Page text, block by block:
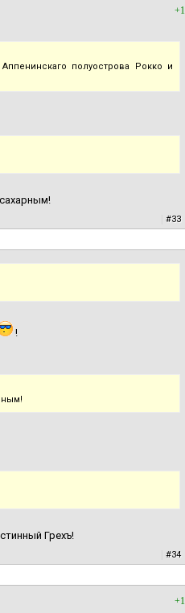
+1
полуострова Рокко и
#33
!
Грехъ!
#34
+1